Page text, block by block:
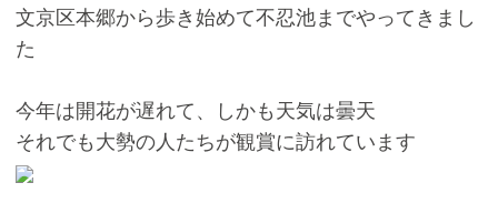
文京区本郷から歩き始めて不忍池までやってきまし
た
今年は開花が遅れて、しかも天気は曇天
それでも大勢の人たちが観賞に訪れています